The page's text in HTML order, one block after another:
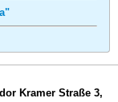
Kramer Straße 3,